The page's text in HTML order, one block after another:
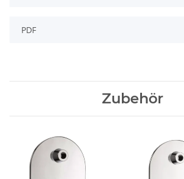
PDF
Zubehör